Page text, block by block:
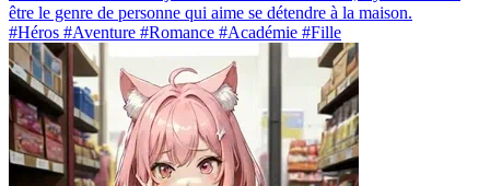
être le genre de personne qui aime se détendre à la maison.
#Héros #Aventure #Romance #Académie #Fille